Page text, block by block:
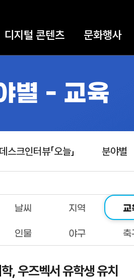
디지털 콘텐츠 문화행사
별 - 교육
데스크인터뷰「오늘」 분야별
날씨 지역 교
인물 야구 축
, 우즈벡서 유학생 유치